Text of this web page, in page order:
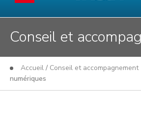
Conseil et
Accueil / Conseil et accompagnement
numériques